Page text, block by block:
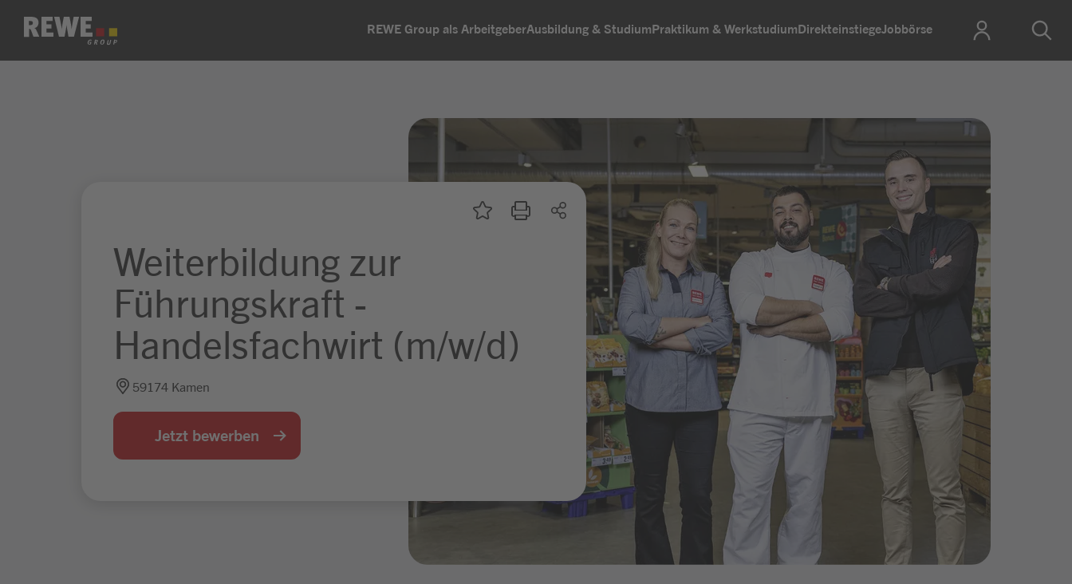
Zum Inhalt springen REWE Group als ArbeitgeberAusbildung & StudiumPraktikum & WerkstudiumDirekteinstiegeJobbörse
Weiterbildung zur
Führungskraft -
Handelsfachwirt (m/w/d)
59174 Kamen
Jetzt bewerben